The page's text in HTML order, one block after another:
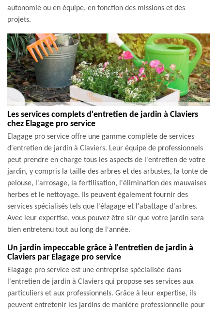
autonomie ou en équipe, en fonction des missions et des
projets.
Les services complets d'entretien de jardin à Claviers
chez Elagage pro service
Elagage pro service offre une gamme complète de services
d'entretien de jardin à Claviers. Leur équipe de professionnels
peut prendre en charge tous les aspects de l'entretien de votre
jardin, y compris la taille des arbres et des arbustes, la tonte de
pelouse, l'arrosage, la fertilisation, l'élimination des mauvaises
herbes et le nettoyage. Ils peuvent également fournir des
services spécialisés tels que l'élagage et l'abattage d'arbres.
Avec leur expertise, vous pouvez être sûr que votre jardin sera
bien entretenu tout au long de l'année.
Un jardin impeccable grâce à l'entretien de jardin à
Claviers par Elagage pro service
Elagage pro service est une entreprise spécialisée dans
l'entretien de jardin à Claviers qui propose ses services aux
particuliers et aux professionnels. Grâce à leur expertise, ils
peuvent entretenir les jardins de manière professionnelle pour